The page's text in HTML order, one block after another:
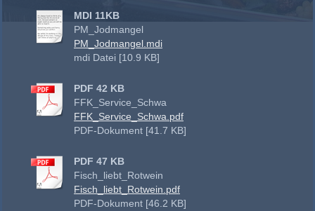
MDI 11KB
PM_Jodmangel
PM_Jodmangel.mdi
mdi Datei [10.9 KB]
PDF 42 KB
FFK_Service_Schwa
FFK_Service_Schwa.pdf
PDF-Dokument [41.7 KB]
PDF 47 KB
Fisch_liebt_Rotwein
Fisch_liebt_Rotwein.pdf
PDF-Dokument [46.2 KB]